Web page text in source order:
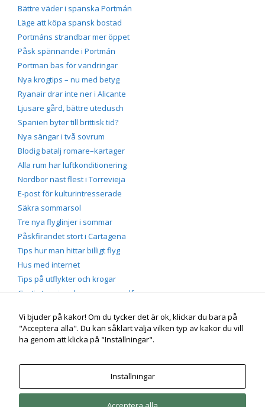
Bättre väder i spanska Portmán
Läge att köpa spansk bostad
Portmáns strandbar mer öppet
Påsk spännande i Portmán
Portman bas för vandringar
Nya krogtips – nu med betyg
Ryanair drar inte ner i Alicante
Ljusare gård, bättre utedusch
Spanien byter till brittisk tid?
Nya sängar i två sovrum
Blodig batalj romare–kartager
Alla rum har luftkonditionering
Nordbor näst flest i Torrevieja
E-post för kulturintresserade
Säkra sommarsol
Tre nya flyglinjer i sommar
Påskfirandet stort i Cartagena
Tips hur man hittar billigt flyg
Hus med internet
Tips på utflykter och krogar
Gratis tennis och massor av golf
Portmán vid MedelhavetGenuin spansk by på Costa
instagram.com/jorgen_bengtson | Agneta och
Vi bjuder på kakor! Om du tycker det är ok, klickar du bara på
"Acceptera alla". Du kan såklart välja vilken typ av kakor du vill
ha genom att klicka på "Inställningar".
Inställningar